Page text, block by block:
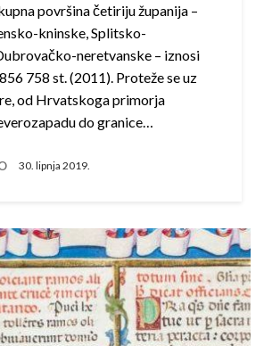
površina četiriju županija –
kninske, Splitsko-
neretvanske – iznosi
758 st. (2011). Proteže se uz
od Hrvatskoga primorja
do granice…
30. lipnja 2019.